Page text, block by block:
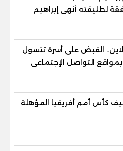
لطليقته أنهى إبراهيم
الأهلي ومنتخب مصر السابق،
عقب سداد مبلغ 486 ألف جنيه قيمة
نفقة مصروفا
القبض على أسرة تتسول
التواصل الإجتماعى
كأس أمم أفريقيا المؤهلة